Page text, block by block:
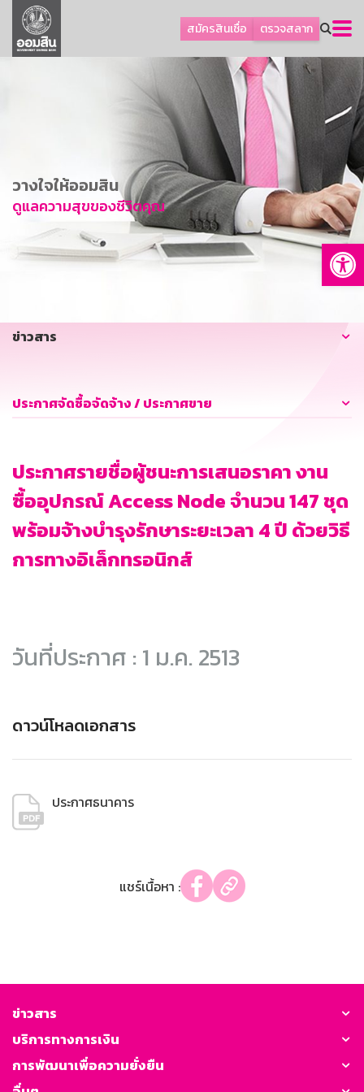
สมัครสินเชื่อ ตรวจสลาก
ลูกค้าธุรกิจ
ลูกค้าผู้ประกอบรายย่อย
การพัฒนาที่ยั่งยืน
ข่าวสาร
บริการทางการเงิน
อื่นๆ
วางใจให้ออมสิน
ดูแลความสุขของชีวิตคุณ
ข่าวสาร
ประกาศจัดซื้อจัดจ้าง / ประกาศขาย
ประกาศรายชื่อผู้ชนะการเสนอราคา งาน
ซื้ออุปกรณ์ Access Node จำนวน 147 ชุด
พร้อมจ้างบำรุงรักษาระยะเวลา 4 ปี ด้วยวิธี
การทางอิเล็กทรอนิกส์
วันที่ประกาศ : 1 ม.ค. 2513
ดาวน์โหลดเอกสาร
ประกาศธนาคาร
แชร์เนื้อหา :
ข่าวสาร
บริการทางการเงิน
การพัฒนาเพื่อความยั่งยืน